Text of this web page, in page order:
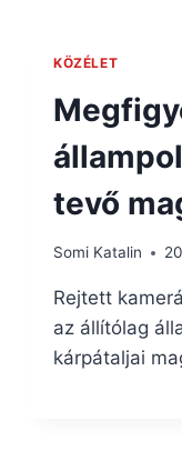
KÖZÉLET
tevő
Somi Katalin
Rejtett
az állítólag
kárpátaljai